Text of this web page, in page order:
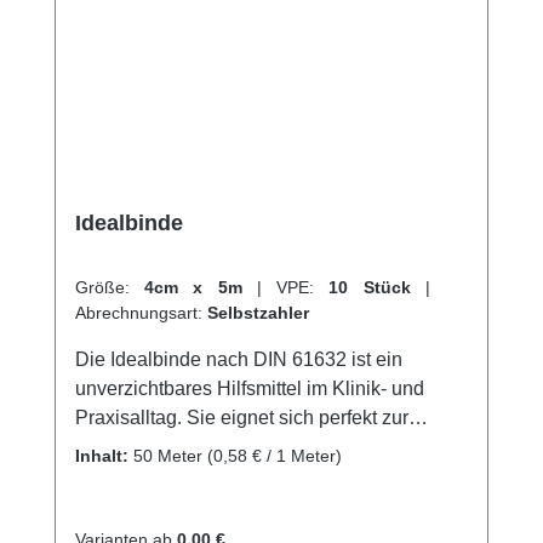
Idealbinde
Größe: 4cm x 5m | VPE: 10 Stück |
Abrechnungsart: Selbstzahler
Die Idealbinde nach DIN 61632 ist ein
unverzichtbares Hilfsmittel im Klinik- und
Praxisalltag. Sie eignet sich perfekt zur
kräftigen Kompression der Extremitäten in der
Thromboseprophylaxe als auch zum Stützen
Inhalt: 50 Meter (0,58 € / 1 Meter)
Varianten ab 0,00 €